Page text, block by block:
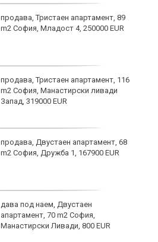
продава, Тристаен апартамент, 89
m2 София, Младост 4, 250000 EUR
продава, Тристаен апартамент, 116
m2 София, Манастирски ливади
Запад, 319000 EUR
продава, Двустаен апартамент, 68
m2 София, Дружба 1, 167900 EUR
дава под наем, Двустаен
апартамент, 70 m2 София,
Манастирски Ливади, 800 EUR